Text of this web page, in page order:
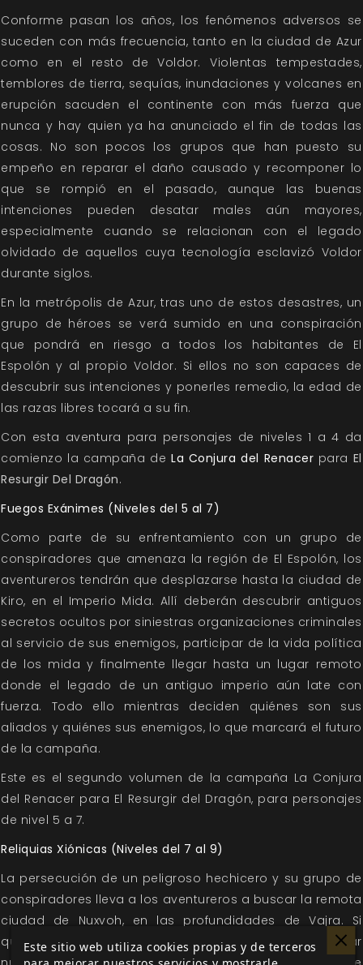
Conforme pasan los años, los fenómenos adversos se
suceden con más frecuencia, tanto en la ciudad de Azur
como en el resto de Voldor. Violentas tempestades,
temblores de tierra, sequías, inundaciones y volcanes en
erupción sacuden el continente con más fuerza que
nunca y hay quien ya ha anunciado el fin de todas las
cosas. No son pocos los grupos que han puesto su
empeño en reparar el daño causado y recomponer lo
que se rompió en el pasado, aunque las buenas
intenciones pueden desatar males aún mayores,
especialmente cuando se relacionan con el legado
olvidado de aquellos cuya tecnología esclavizó Voldor
durante siglos.
En la metrópolis de Azur, tras uno de estos desastres, un
grupo de héroes se verá sumido en una conspiración
que pondrá en riesgo a todos los habitantes de El
Espolón y al propio Voldor. Si ellos no son capaces de
descubrir sus intenciones y ponerles remedio, la edad de
las razas libres tocará a su fin.
Con esta aventura para personajes de niveles 1 a 4 da
comienzo la campaña deLa Conjura del Renacer para El
Resurgir Del Dragón.
Fuegos Exánimes (Niveles del 5 al 7)
Como parte de su enfrentamiento con un grupo de
conspiradores que amenaza la región de El Espolón, los
aventureros tendrán que desplazarse hasta la ciudad de
Kiro, en el Imperio Mida. Allí deberán descubrir antiguos
secretos ocultos por siniestras organizaciones criminales
al servicio de sus enemigos, participar de la vida política
de los mida y finalmente llegar hasta un lugar remoto
donde el legado de un antiguo imperio aún late con
fuerza. Todo ello mientras deciden quiénes son sus
aliados y quiénes sus enemigos, lo que marcará el futuro
de la campaña.
Este es el segundo volumen de la campaña La Conjura
del Renacer para El Resurgir del Dragón, para personajes
de nivel 5 a 7.
Reliquias Xiónicas (Niveles del 7 al 9)
La persecución de un peligroso hechicero y su grupo de
conspiradores lleva a los aventureros a buscar la remota
ciudad de Nuxvoh, en las profundidades de Vajra. Si
quieren tener éxito en su misión, deberán encontrar
Este sitio web utiliza cookies propias y de terceros